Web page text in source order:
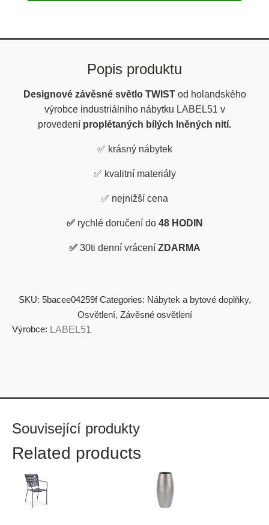
Popis produktu
Designové závěsné světlo TWIST od holandského
výrobce industriálního nábytku LABEL51 v
provedení proplétaných bílých lněných nití.
✅ krásný nábytek
✅ kvalitní materiály
✅ nejnižší cena
✅ rychlé doručení do 48 HODIN
✅ 30ti denní vrácení ZDARMA
SKU: 5bacee04259f Categories: Nábytek a bytové doplňky,
Osvětlení, Závěsné osvětlení
Výrobce: LABEL51
Související produkty
Related products